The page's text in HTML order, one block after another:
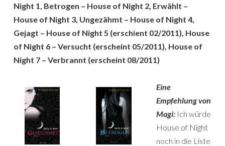
Night 1, Betrogen – House of Night 2, Erwählt –
House of Night 3, Ungezähmt – House of Night 4,
Gejagt – House of Night 5 (erschient 02/2011), House
of Night 6 – Versucht (erscheint 05/2011), House of
Night 7 – Verbrannt (erscheint 08/2011)
Eine
Empfehlung von
Magi: Ich würde
House of Night
noch in die Liste